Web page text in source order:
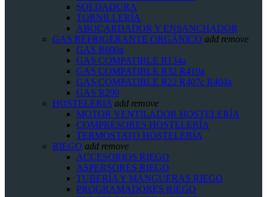
SOLDADURA
TORNILLERÍA
ABOCARDADOR Y ENSANCHADOR
GAS REFRIGERANTE ORGÁNICO add remove
GAS R600a
GAS COMPATIBLE R134a
GAS COMPATIBLE R32 R410a
GAS COMPATIBLE R22 R407c R404a
GAS R290
HOSTELERIA add remove
MOTOR VENTILADOR HOSTELERÍA
COMPRESORES HOSTELERÍA
TERMOSTATO HOSTELERÍA
RIEGO add remove
ACCESORIOS RIEGO
ASPERSORES RIEGO
TUBERÍA Y MANGUERAS RIEGO
PROGRAMADORES RIEGO